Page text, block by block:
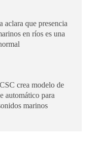
aclara que presencia
en ríos es una
crea modelo de
automático para
marinos